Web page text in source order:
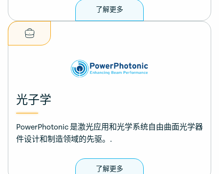
了解更多
光子学
PowerPhotonic 是激光应用和光学系统自由曲面光学器
件设计和制造领域的先驱。.
了解更多